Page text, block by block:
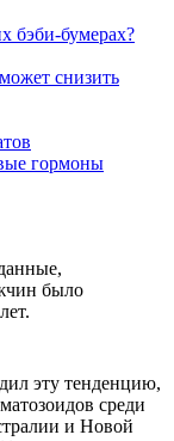
бэби-бумерах?
снизить
гормоны
было
эту тенденцию,
среди
и Новой